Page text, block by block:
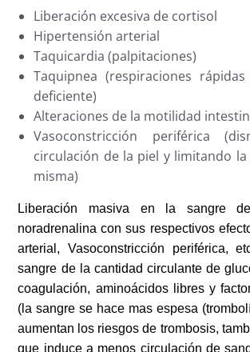
Liberación excesiva de cortisol
Hipertensión arterial
Taquicardia (palpitaciones)
Taquipnea (respiraciones
deficiente)
Alteraciones de la motilidad
Vasoconstricción periférica
circulación de la piel y limitando
misma)
Liberación masiva en la sangre
noradrenalina con sus respectivos
arterial, Vasoconstricción periférica,
sangre de la cantidad circulante de
coagulación, aminoácidos libres y
(la sangre se hace mas espesa
aumentan los riesgos de trombosis,
que induce a menos circulación de